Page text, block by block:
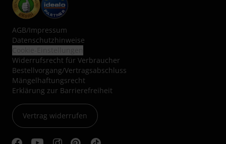
AGB/Impressum
Datenschutzhinweise
Widerrufsrecht für Verbraucher
Bestellvorgang/Vertragsabschluss
Mängelhaftungsrecht
Erklärung zur Barrierefreiheit
Vertrag widerrufen